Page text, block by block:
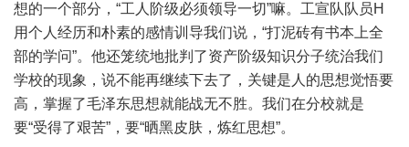
想的一个部分，“工人阶级必须领导一切”嘛。工宣队队员H
用个人经历和朴素的感情训导我们说，“打泥砖有书本上全
部的学问”。他还笼统地批判了资产阶级知识分子统治我们
学校的现象，说不能再继续下去了，关键是人的思想觉悟要
高，掌握了毛泽东思想就能战无不胜。我们在分校就是
要“受得了艰苦”，要“晒黑皮肤，炼红思想”。